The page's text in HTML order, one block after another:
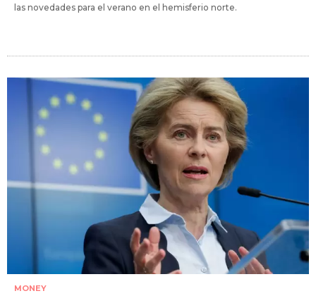
las novedades para el verano en el hemisferio norte.
MONEY